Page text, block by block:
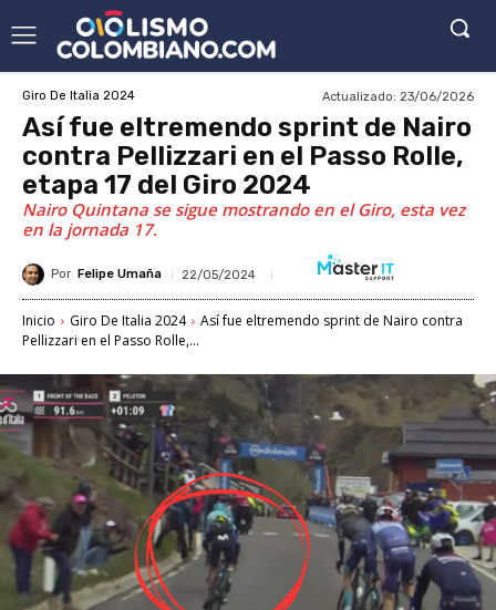
Giro De Italia 2024 Actualizado: 23/06/2026
Así fue eltremendo sprint de Nairo
contra Pellizzari en el Passo Rolle,
etapa 17 del Giro 2024
Nairo Quintana se sigue mostrando en el Giro, esta vez
en la jornada 17.
Por Felipe Umaña 22/05/2024
Inicio Giro De Italia 2024
Así fue eltremendo sprint de Nairo contra
Pellizzari en el Passo Rolle,...